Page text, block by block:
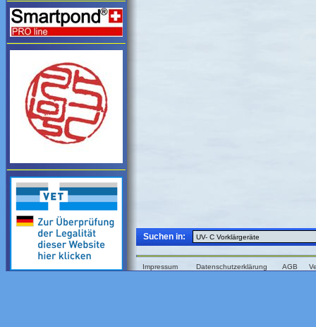
Suchen in:
Impressum Datenschutzerklärung AGB